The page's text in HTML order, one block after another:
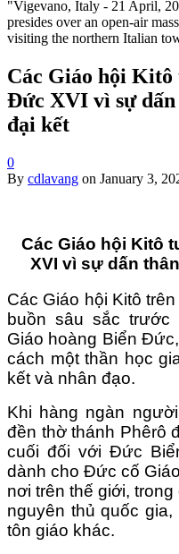
"Vigevano, Italy - 21 April,
presides over an open-air
visiting the northern Italian
Các Giáo hội
Đức XVI vì sự dấn
đại kết
0
By cdlavang on January 3,
Các Giáo hội Kitô
XVI vì sự dấn
Các Giáo hội Kitô
buồn sâu sắc
Giáo hoàng Biển
cách một thần học
kết và nhân đạo.
Khi hàng ngàn
đền thờ thánh Phêrô
cuối đối với Đức
dành cho Đức cố
nơi trên thế giới,
nguyên thủ quốc
tôn giáo khác.